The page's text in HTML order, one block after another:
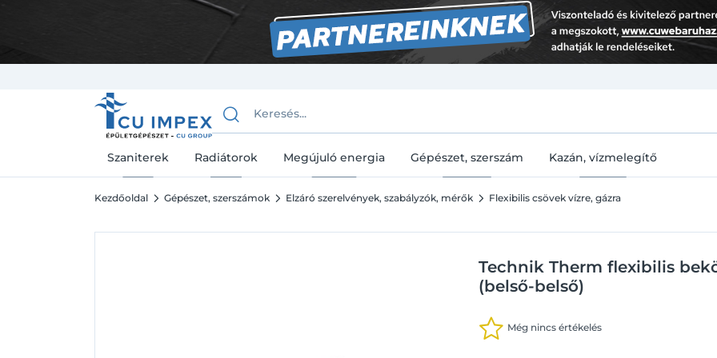
Szaniterek Radiátorok Megújuló energia Gépészet, szerszám Kazán, vízmelegítő
Kezdőoldal Gépészet, szerszámok Elzáró szerelvények, szabályzók, mérők Flexibilis csövek vízre, gázra
Technik Therm flexibilis
(belső-belső)
Még nincs értékelés